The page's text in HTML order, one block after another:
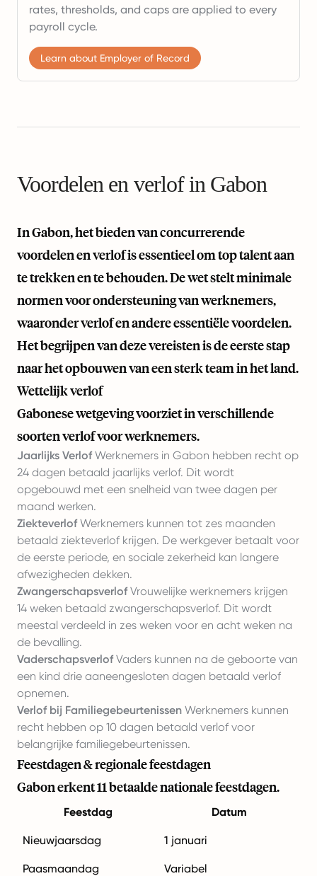
rates, thresholds, and caps are applied to every
payroll cycle.
Learn about Employer of Record
Voordelen en verlof in Gabon
In Gabon, het bieden van concurrerende
voordelen en verlof is essentieel om top talent aan
te trekken en te behouden. De wet stelt minimale
normen voor ondersteuning van werknemers,
waaronder verlof en andere essentiële voordelen.
Het begrijpen van deze vereisten is de eerste stap
naar het opbouwen van een sterk team in het land.
Wettelijk verlof
Gabonese wetgeving voorziet in verschillende
soorten verlof voor werknemers.
Jaarlijks VerlofWerknemers in Gabon hebben recht op
24 dagen betaald jaarlijks verlof. Dit wordt
opgebouwd met een snelheid van twee dagen per
maand werken.
ZiekteverlofWerknemers kunnen tot zes maanden
betaald ziekteverlof krijgen. De werkgever betaalt voor
de eerste periode, en sociale zekerheid kan langere
afwezigheden dekken.
ZwangerschapsverlofVrouwelijke werknemers krijgen
14 weken betaald zwangerschapsverlof. Dit wordt
meestal verdeeld in zes weken voor en acht weken na
de bevalling.
VaderschapsverlofVaders kunnen na de geboorte van
een kind drie aaneengesloten dagen betaald verlof
opnemen.
Verlof bij Familiegebeurtenissen Werknemers kunnen
recht hebben op 10 dagen betaald verlof voor
belangrijke familiegebeurtenissen.
Feestdagen & regionale feestdagen
Gabon erkent 11 betaalde nationale feestdagen.
Feestdag Datum
Nieuwjaarsdag 1 januari
Paasmaandag Variabel